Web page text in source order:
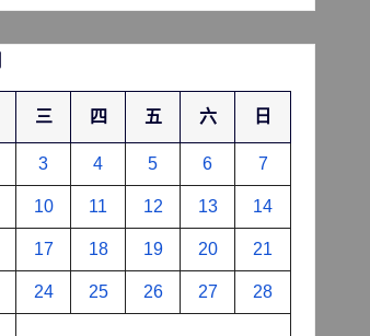
三 四 五 六 日
3 4 5 6 7
10 11 12 13 14
17 18 19 20 21
24 25 26 27 28